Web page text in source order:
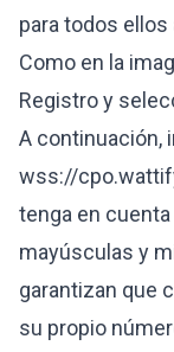
para todos ellos
Como en la
Registro y
A continuación,
wss://cpo
tenga en
mayúsculas y
garantizan que
su propio